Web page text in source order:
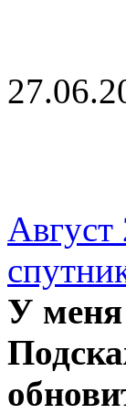
Август
У меня